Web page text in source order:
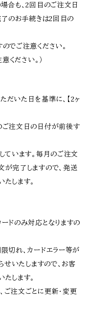
合も、2回目のご注文日
のお手続きは2回目の
でご注意ください。
ください。）
いた日を基準に、【2ヶ
ご注文日の日付が前後す
います。毎月のご注文
が完了しますので、発送
します。
ドのみ対応となりますの
切れ、カードエラー等が
せいたしますので、お客
します。
注文ごとに更新・変更